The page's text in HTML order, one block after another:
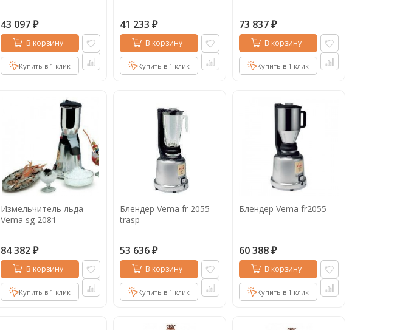
43 097 ₽
В корзину
Купить в 1 клик
41 233 ₽
В корзину
Купить в 1 клик
73 837 ₽
В корзину
Купить в 1 клик
Измельчитель льда
Vema sg 2081
84 382 ₽
В корзину
Купить в 1 клик
Блендер Vema fr 2055
trasp
53 636 ₽
В корзину
Купить в 1 клик
Блендер Vema fr2055
60 388 ₽
В корзину
Купить в 1 клик